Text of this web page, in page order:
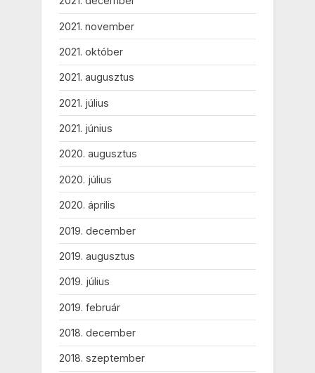
2021. november
2021. október
2021. augusztus
2021. július
2021. június
2020. augusztus
2020. július
2020. április
2019. december
2019. augusztus
2019. július
2019. február
2018. december
2018. szeptember